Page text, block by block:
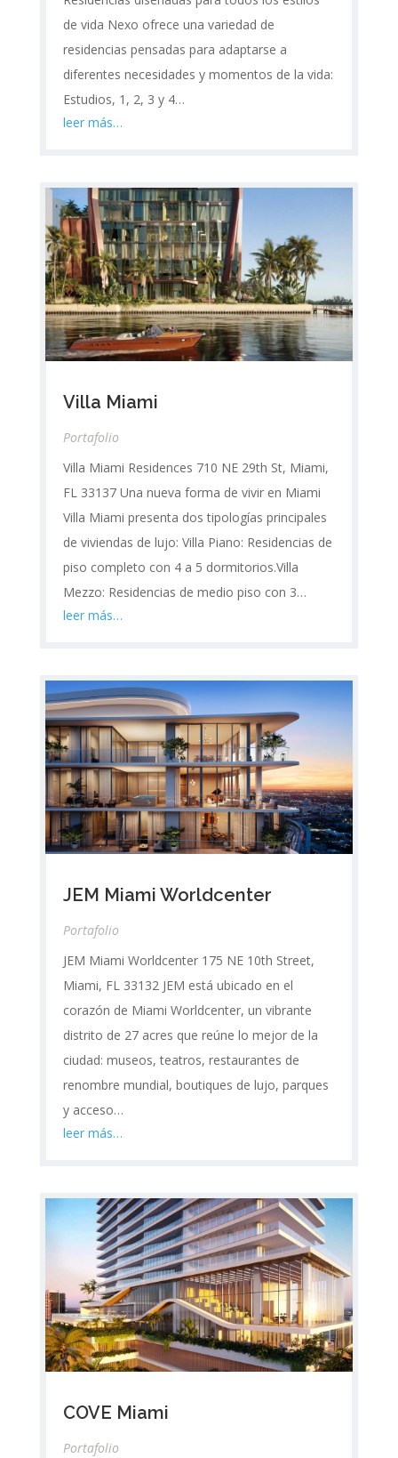
de vida Nexo ofrece una variedad de
residencias pensadas para adaptarse a
diferentes necesidades y momentos de la vida:
Estudios, 1, 2, 3 y 4…
leer más…
Villa Miami
Portafolio
Villa Miami Residences 710 NE 29th St, Miami,
FL 33137 Una nueva forma de vivir en Miami
Villa Miami presenta dos tipologías principales
de viviendas de lujo: Villa Piano: Residencias de
piso completo con 4 a 5 dormitorios.Villa
Mezzo: Residencias de medio piso con 3…
leer más…
JEM Miami Worldcenter
Portafolio
JEM Miami Worldcenter 175 NE 10th Street,
Miami, FL 33132 JEM está ubicado en el
corazón de Miami Worldcenter, un vibrante
distrito de 27 acres que reúne lo mejor de la
ciudad: museos, teatros, restaurantes de
renombre mundial, boutiques de lujo, parques
y acceso…
leer más…
COVE Miami
Portafolio